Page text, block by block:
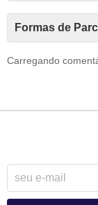
Formas de
Carregando